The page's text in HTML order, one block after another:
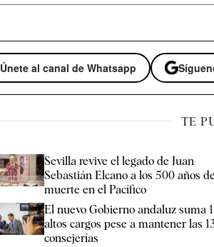
Únete al canal de Whatsapp
TE
Sevilla revive el legado de Juan
Sebastián Elcano a los 500 años
muerte en el Pacífico
El nuevo Gobierno andaluz suma
altos cargos pese a mantener las
consejerías